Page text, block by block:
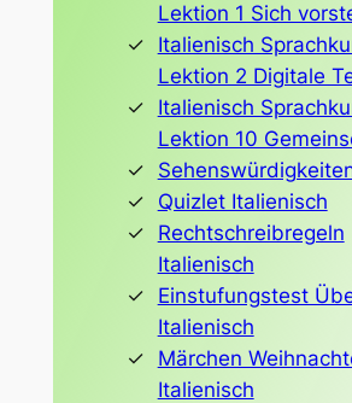
Lektion 1 Sich
Italienisch
Lektion 2 Digitale
Italienisch
Lektion 10
Quizlet Italienisch
Rechtschreibregeln
Italienisch
Einstufungstest
Italienisch
Märchen
Italienisch